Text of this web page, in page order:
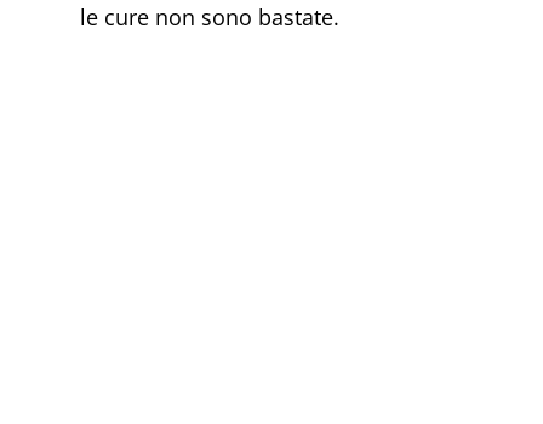
le cure non sono bastate.